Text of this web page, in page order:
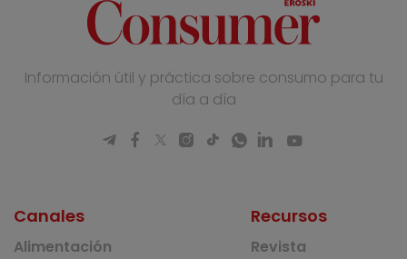
Información útil y práctica sobre consumo para tu
día a día
Canales
Alimentación
Recursos
Revista